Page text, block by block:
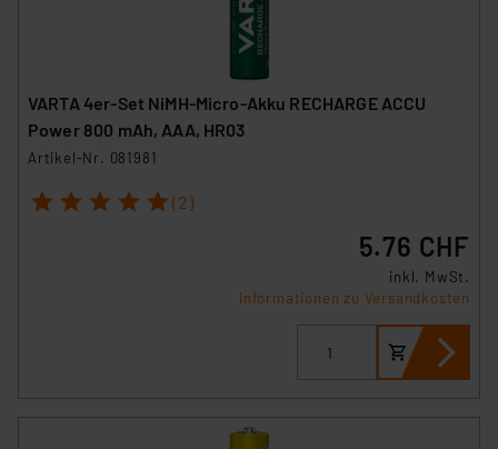
VARTA 4er-Set NiMH-Micro-Akku RECHARGE ACCU
Power 800 mAh, AAA, HR03
Artikel-Nr. 081981
1 2 3 4 5 (2)
5.76 CHF
inkl. MwSt.
Informationen zu Versandkosten